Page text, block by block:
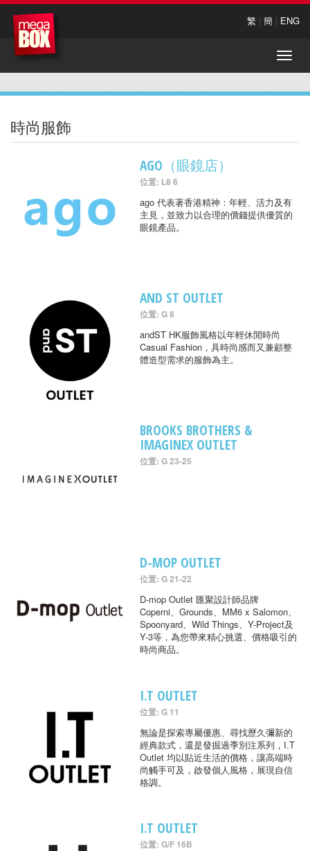
繁 | 簡 | ENG
Toggle
時尚服飾
AGO（眼鏡店）
位置: L8 6
ago 代表著香港精神：年輕、活力及有
主見，並致力以合理的價錢提供優質的
眼鏡產品。
AND ST OUTLET
位置: G 8
andST HK服飾風格以年輕休閒時尚
Casual Fashion，具時尚感而又兼顧整
體造型需求的服飾為主。
BROOKS BROTHERS &
IMAGINEX OUTLET
位置: G 23-25
D-MOP OUTLET
位置: G 21-22
D-mop Outlet 匯聚設計師品牌
Coperni、Grounds、MM6 x Salomon、
Spoonyard、Wild Things、Y-Project及
Y-3等，為您帶來精心挑選、價格吸引的
時尚商品。
I.T OUTLET
位置: G 11
無論是探索專屬優惠、尋找歷久彌新的
經典款式，還是發掘過季別注系列，I.T
Outlet 均以貼近生活的價格，讓高端時
尚觸手可及，啟發個人風格，展現自信
格調。
I.T OUTLET
位置: G/F 16B